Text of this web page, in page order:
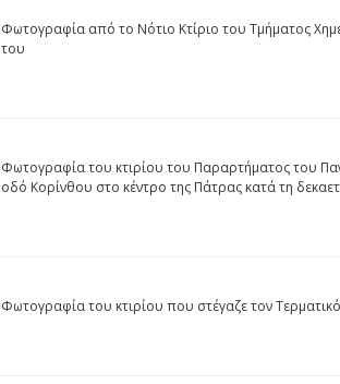
Φωτογραφία από το Νότιο Κτίριο του Τμήματος
του
Φωτογραφία του κτιρίου του Παραρτήματος του
οδό Κορίνθου στο κέντρο της Πάτρας κατά τη
Φωτογραφία του κτιρίου που στέγαζε τον